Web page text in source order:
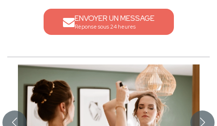
ENVOYER UN MESSAGE
Réponse sous 24 heures